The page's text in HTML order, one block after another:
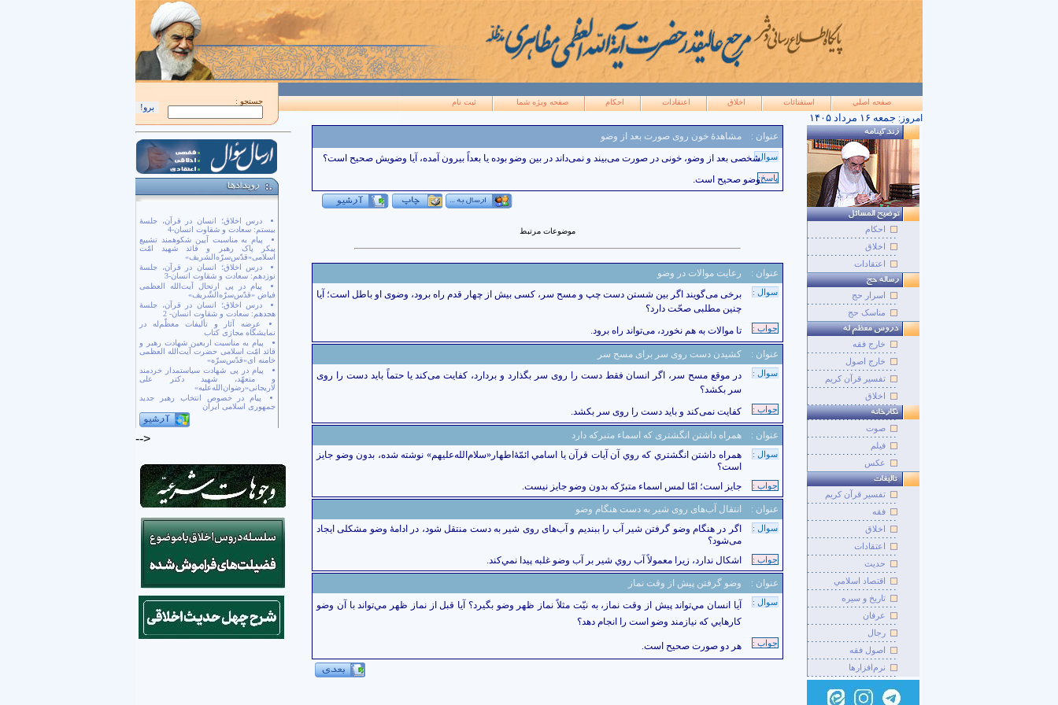
جستجو : صفحه اصلي استفتائات اخلاق اعتقادات احکام صفحه ويژه شما ثبت نام
امروز: ۱۴۰۵ جمعه ۱۶ مرداد
درس اخلاق؛ انسان در قرآن، جلسۀ
بیستم: سعادت و شقاوت انسان-4
پیام به مناسبت آیین شکوهمند تشییع
پیکر پاک رهبر و قائد شهید امّت
اسلامی«قدّس‌سرّه‌الشریف»
درس اخلاق؛ انسان در قرآن، جلسۀ
نوزدهم: سعادت و شقاوت انسان-3
پیام در پی ارتحال آیت‌الله العظمی
فیاض «قدّس‌سرّه‌الشّریف»
درس اخلاق؛ انسان در قرآن، جلسۀ
هجدهم: سعادت و شقاوت انسان- 2
عرضه آثار و تألیفات معظّم‌له در
نمایشگاه مجازی کتاب
پیام به مناسبت اربعین شهادت رهبر و
قائد امّت اسلامی حضرت آیت‌الله العظمی
خامنه ای«قدّس‌سرّه»
پیام در پی شهادت سیاستمدار خردمند
و متعهّد، شهید دکتر علی
لاریجانی«رضوان‌الله‌علیه»
پیام در خصوص انتخاب رهبر جدید
جمهوری اسلامی ایران
-->
عنوان : مشاهدۀ خون روی صورت بعد از وضو
سوال:
شخصى بعد از وضو، خونى در صورت مى‌بيند و نمى‌داند در بين وضو بوده يا بعداً بيرون آمده، آيا وضويش صحيح است؟
پاسخ:وضو صحیح است.
موضوعات مرتبط
عنوان : رعایت موالات در وضو
سوال :
برخی می‌گویند اگر بین شستن دست چپ و مسح سر، کسی بیش از چهار قدم راه برود، وضوی او باطل است؛ آیا
چنین مطلبی صحّت دارد؟
جواب : تا موالات به هم نخورد، می‌تواند راه برود.
عنوان : کشیدن دست روی سر برای مسح سر
سوال :
در موقع مسح سر، اگر انسان فقط دست را روی سر بگذارد و بردارد، کفایت می‌کند یا حتماً باید دست را روی
سر بکشد؟
جواب : کفایت نمی‌کند و باید دست را روی سر بکشد.
عنوان : همراه ‌داشتن انگشتری که اسماء متبرکه دارد
سوال :
همراه ‌داشتن انگشتري که روي آن آيات قرآن يا اسامي ائمّۀ‌‌اطهار«سلام‌الله‌علیهم» نوشته شده، بدون وضو جايز
است؟
جواب : جایز است؛ امّا لمس اسماء متبرّکه بدون وضو جایز نیست.
عنوان : انتقال آب‌های روی شیر به دست هنگام وضو
سوال :
اگر در هنگام وضو گرفتن شیر آب را ببندیم و آب‌های روی شیر به دست منتقل شود، در ادامۀ وضو مشکلی ایجاد
می‌شود؟
جواب : اشکال ندارد، زيرا معمولاً آب روي شير بر آب وضو غلبه پيدا نمي‌کند.
عنوان : وضو گرفتن پيش از وقت نماز
سوال :
آيا انسان مي‌تواند پيش از وقت نماز، به نيّت مثلاً نماز ظهر وضو بگيرد؟ آيا قبل از نماز ظهر مي‌تواند با آن وضو
کارهايي که نيازمند وضو است را انجام دهد؟
جواب : هر دو صورت صحیح است.
احکام
اخلاق
اعتقادات
اسرار حج
مناسک حج
خارج فقه
خارج اصول
تفسیر قرآن کریم
اخلاق
صوت
فيلم
عکس
تفسير قرآن کريم
فقه
اخلاق
اعتقادات
حديث
اقتصاد اسلامي
تاريخ و سيره
عرفان
رجال
اصول فقه
نرم‌افزارها